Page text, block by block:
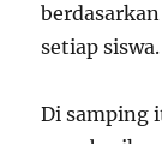
setiap siswa.
Di samping